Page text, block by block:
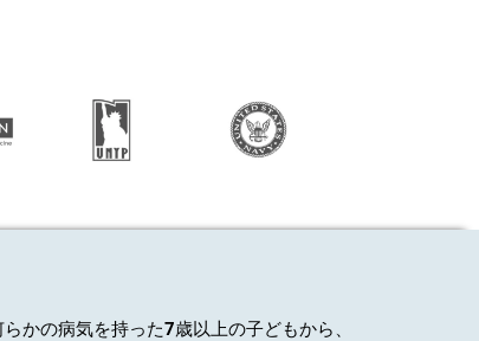
かの病気を持った7歳以上の子どもから、